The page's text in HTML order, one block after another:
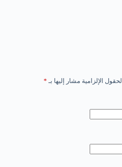
الحقول الإلزامية مشار إليها بـ *